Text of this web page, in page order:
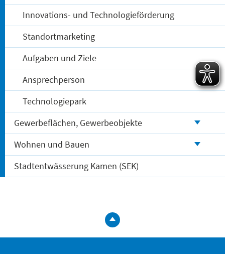
Innovations- und Technologieförderung
Standortmarketing
Aufgaben und Ziele
Ansprechperson
Technologiepark
Gewerbeflächen, Gewerbeobjekte
Wohnen und Bauen
Stadtentwässerung Kamen (SEK)
zum